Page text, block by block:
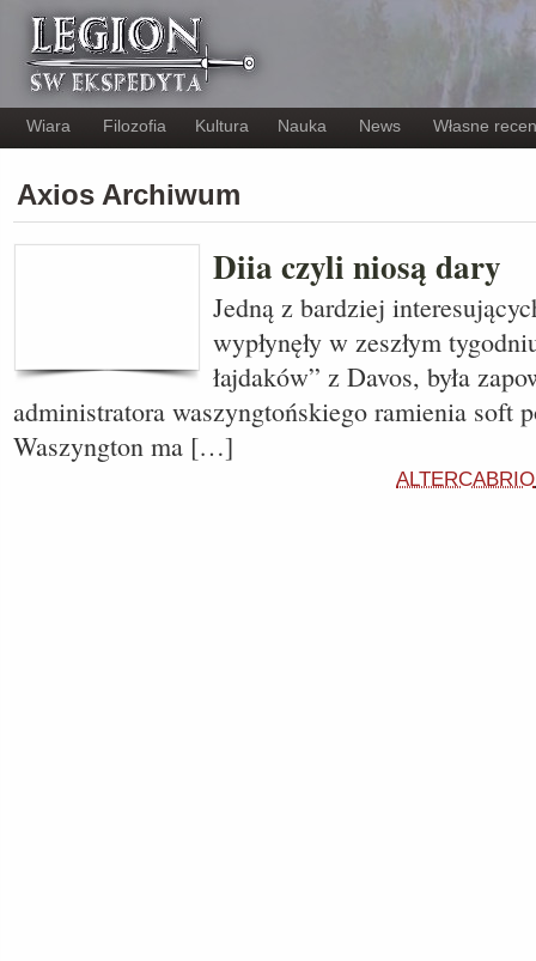
Wiara Filozofia Kultura Nauka News Własne
Axios Archiwum
Diia czyli niosą dary
Jedną z bardziej
wypłynęły w zeszłym
łajdaków” z Davos, była
administratora waszyngtońskiego ramienia soft
Waszyngton ma […]
ALTERCABRIO